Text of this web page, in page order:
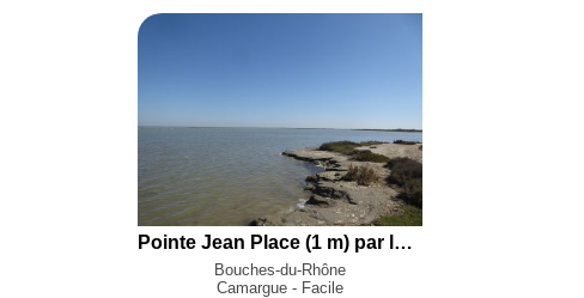
Pointe Jean Place (1 m) par le Pertuis de la Fourcade et la Digue à la mer depuis les Saintes-Maries-de-la-Mer
Bouches-du-Rhône
Camargue - Facile